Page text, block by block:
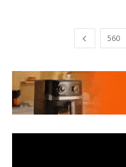
560